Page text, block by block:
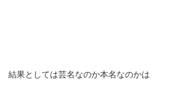
結果としては芸名なのか本名なのかは